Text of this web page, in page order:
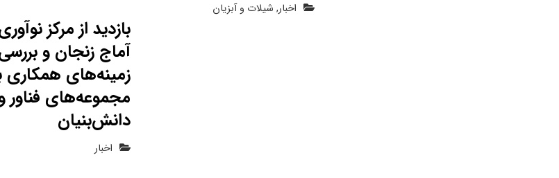
اخبار, شیلات و آبزیان
بازدید از مرکز
آماج زنجان و
زمینه‌های همکاری
مجموعه‌های فناور
دانش‌بنیان
اخبار